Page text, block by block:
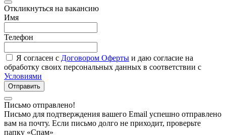
Откликнуться на вакансию
Имя
Телефон
Я согласен с Договором Оферты и даю согласие на
обработку своих персональных данных в соответствии с
Условиями
Отправить
Письмо отправлено!
Письмо для подтверждения вашего Email успешно отправлено
вам на почту. Если письмо долго не приходит, проверьте
папку «Спам»